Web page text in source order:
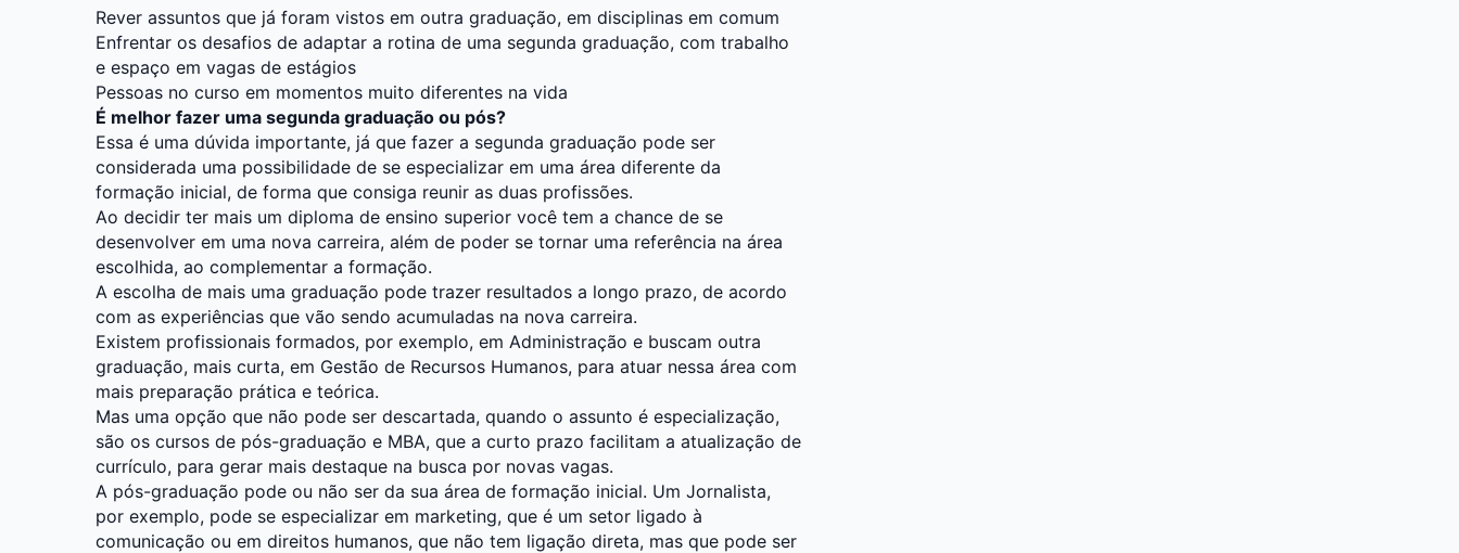
Rever assuntos que já foram vistos em outra graduação, em disciplinas em comum
Enfrentar os desafios de adaptar a rotina de uma segunda graduação, com trabalho
e espaço em vagas de estágios
Pessoas no curso em momentos muito diferentes na vida
É melhor fazer uma segunda graduação ou pós?
Essa é uma dúvida importante, já que fazer a segunda graduação pode ser
considerada uma possibilidade de se especializar em uma área diferente da
formação inicial, de forma que consiga reunir as duas profissões.
Ao decidir ter mais um diploma de ensino superior você tem a chance de se
desenvolver em uma nova carreira, além de poder se tornar uma referência na área
escolhida, ao complementar a formação.
A escolha de mais uma graduação pode trazer resultados a longo prazo, de acordo
com as experiências que vão sendo acumuladas na nova carreira.
Existem profissionais formados, por exemplo, em Administração e buscam outra
graduação, mais curta, em Gestão de Recursos Humanos, para atuar nessa área com
mais preparação prática e teórica.
Mas uma opção que não pode ser descartada, quando o assunto é especialização,
são os cursos de pós-graduação e MBA, que a curto prazo facilitam a atualização de
currículo, para gerar mais destaque na busca por novas vagas.
A pós-graduação pode ou não ser da sua área de formação inicial. Um Jornalista,
por exemplo, pode se especializar em marketing, que é um setor ligado à
comunicação ou em direitos humanos, que não tem ligação direta, mas que pode ser